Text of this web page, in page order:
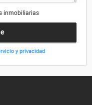
inmobiliarias
y privacidad